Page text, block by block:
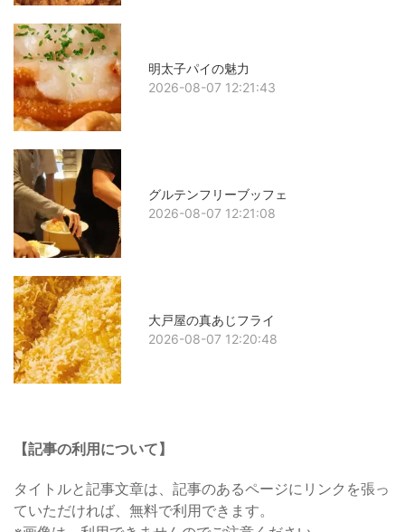
明太子パイの魅力
2026-08-07 12:21:43
グルテンフリーブッフェ
2026-08-07 12:21:08
大戸屋の真あじフライ
2026-08-07 12:20:48
【記事の利用について】
タイトルと記事文章は、記事のあるページにリンクを張っ
ていただければ、無料で利用できます。